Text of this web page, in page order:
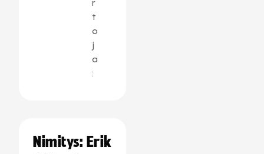
r
t
o
j
a
:
Nimitys: Erik